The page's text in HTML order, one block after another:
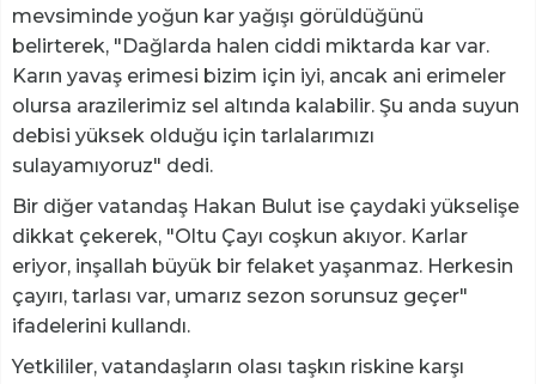
mevsiminde yoğun kar yağışı görüldüğünü
belirterek, "Dağlarda halen ciddi miktarda kar var.
Karın yavaş erimesi bizim için iyi, ancak ani erimeler
olursa arazilerimiz sel altında kalabilir. Şu anda suyun
debisi yüksek olduğu için tarlalarımızı
sulayamıyoruz" dedi.
Bir diğer vatandaş Hakan Bulut ise çaydaki yükselişe
dikkat çekerek, "Oltu Çayı coşkun akıyor. Karlar
eriyor, inşallah büyük bir felaket yaşanmaz. Herkesin
çayırı, tarlası var, umarız sezon sorunsuz geçer"
ifadelerini kullandı.
Yetkililer, vatandaşların olası taşkın riskine karşı